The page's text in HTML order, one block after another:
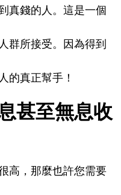
真錢的人。這是一個
群所接受。因為得到
的真正幫手！
甚至無息收
高，那麼也許您需要